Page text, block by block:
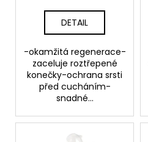
DETAIL
-okamžitá regenerace-
zaceluje roztřepené
konečky-ochrana srsti
před cucháním-
snadné...